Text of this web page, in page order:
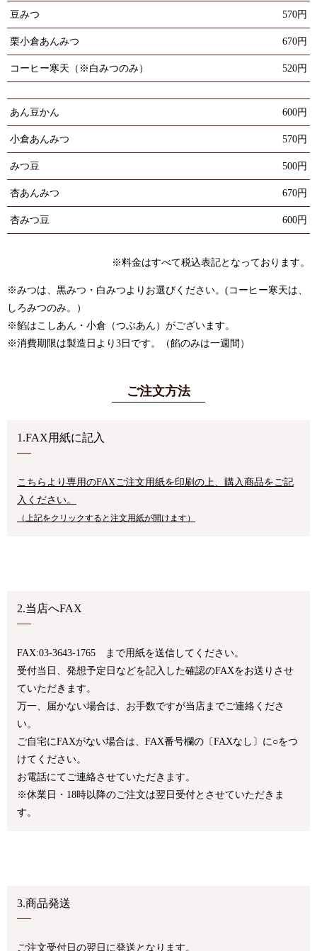
豆みつ 570円
栗小倉あんみつ 670円
コーヒー寒天（※白みつのみ） 520円
あん豆かん 600円
小倉あんみつ 570円
みつ豆 500円
杏あんみつ 670円
杏みつ豆 600円
※料金はすべて税込表記となっております。
※みつは、黒みつ・白みつよりお選びください。(コーヒー寒天は、
しろみつのみ。）
※餡はこしあん・小倉（つぶあん）がございます。
※消費期限は製造日より3日です。（餡のみは一週間）
ご注文方法
1.FAX用紙に記入
こちらより専用のFAXご注文用紙を印刷の上、購入商品をご記
入ください。
（上記をクリックすると注文用紙が開けます）
2.当店へFAX
FAX:03-3643-1765 まで用紙を送信してください。
受付当日、発想予定日などを記入した確認のFAXをお送りさせ
ていただきます。
万一、届かない場合は、お手数ですが当店までご連絡くださ
い。
ご自宅にFAXがない場合は、FAX番号欄の〔FAXなし〕に○をつ
けてください。
お電話にてご連絡させていただきます。
※休業日・18時以降のご注文は翌日受付とさせていただきま
す。
3.商品発送
ご注文受付日の翌日に発送となります。